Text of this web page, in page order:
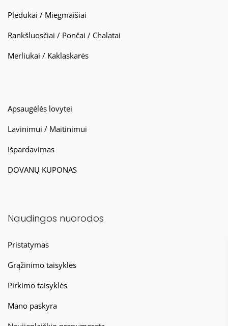
Pledukai / Miegmaišiai
Rankšluosčiai / Pončai / Chalatai
Merliukai / Kaklaskarės
Apsaugėlės lovytei
Lavinimui / Maitinimui
Išpardavimas
DOVANŲ KUPONAS
Naudingos nuorodos
Pristatymas
Grąžinimo taisyklės
Pirkimo taisyklės
Mano paskyra